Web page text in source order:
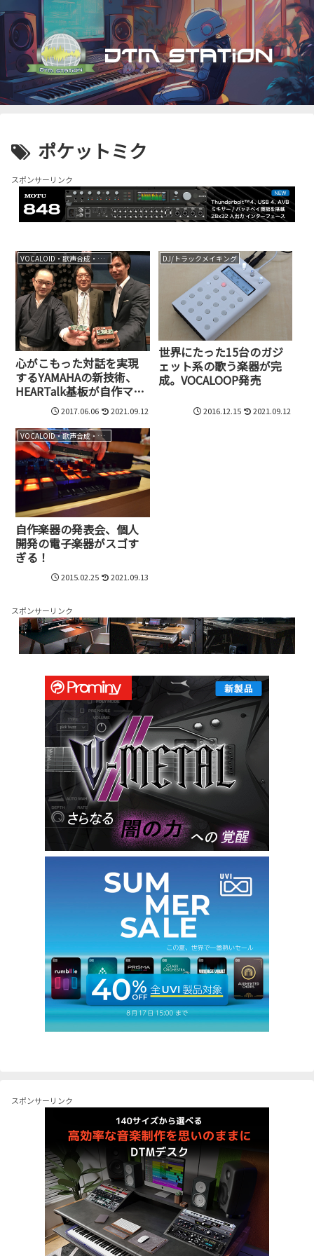
ポケットミク
スポンサーリンク
VOCALOID・歌声合成・音声合成
心がこもった対話を実現
するYAMAHAの新技術、
HEARTalk基板が自作マニ
ア向けに発売だ！
2017.06.06 2021.09.12
DJ/トラックメイキング
世界にたった15台のガジ
ェット系の歌う楽器が完
成。VOCALOOP発売
2016.12.15 2021.09.12
VOCALOID・歌声合成・音声合成
自作楽器の発表会、個人
開発の電子楽器がスゴす
ぎる！
2015.02.25 2021.09.13
スポンサーリンク
スポンサーリンク